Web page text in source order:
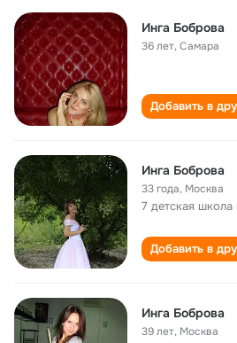
Инга Боброва
36 лет,Самара
Добавить в
Инга Боброва
33 года, Москва
7 детская школа
Добавить в
Инга Боброва
39 лет, Москва